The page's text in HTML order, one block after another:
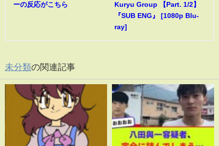
ーの反応がこちら
Kuryu Group 【Part. 1/2】
『SUB ENG』 [1080p Blu-
ray]
未分類の関連記事